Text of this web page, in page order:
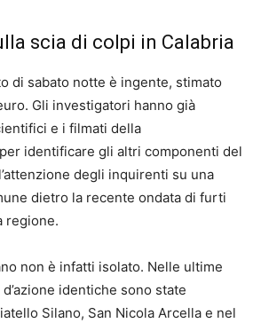
scia di colpi in Calabria
di sabato notte è ingente, stimato
Gli investigatori hanno già
e i filmati della
identificare gli altri componenti del
degli inquirenti su una
dietro la recente ondata di furti
regione.
non è infatti isolato. Nelle ultime
identiche sono state
Silano, San Nicola Arcella e nel